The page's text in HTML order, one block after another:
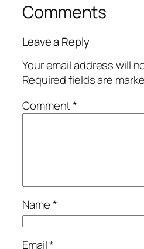
Comments
Leave a Reply
Your email address will
Required fields are
Comment*
Name*
Email*